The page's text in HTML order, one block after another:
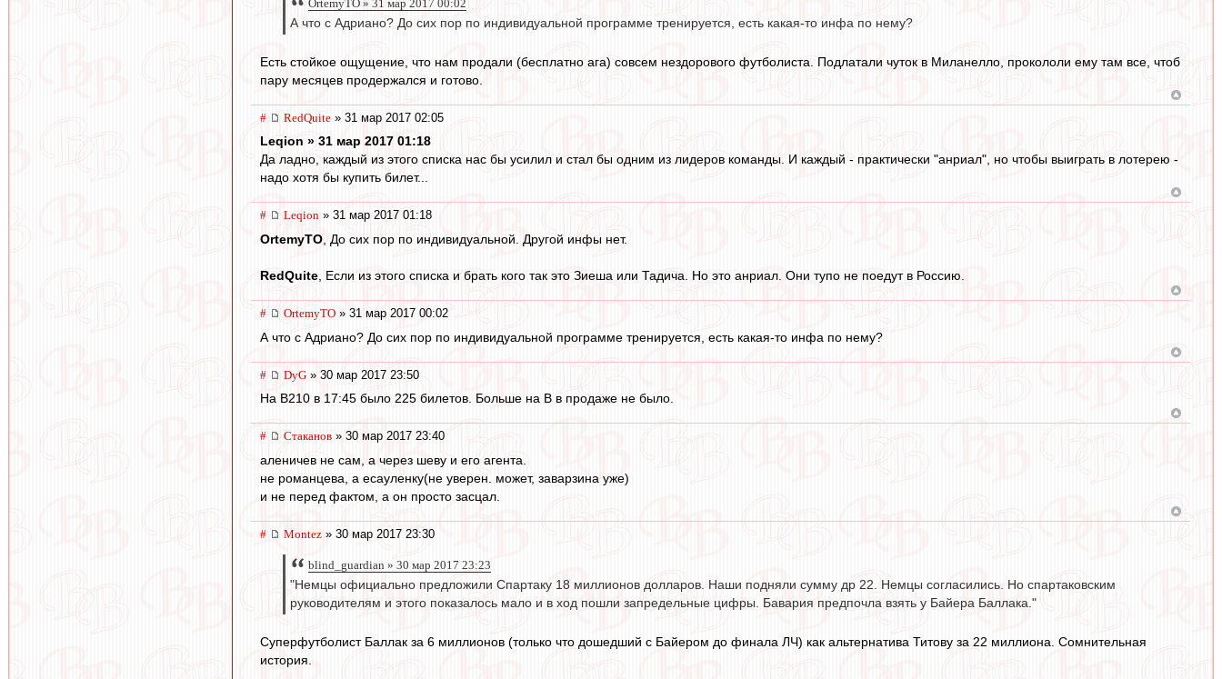
OrtemyTO » 31 мар 2017 00:02
А что с Адриано? До сих пор по индивидуальной программе тренируется, есть какая-то инфа по нему?
Есть стойкое ощущение, что нам продали (бесплатно ага) совсем нездорового футболиста. Подлатали чуток в Миланелло, прокололи ему там все, чтоб
пару месяцев продержался и готово.
# RedQuite » 31 мар 2017 02:05
Leqion » 31 мар 2017 01:18
Да ладно, каждый из этого списка нас бы усилил и стал бы одним из лидеров команды. И каждый - практически "анриал", но чтобы выиграть в лотерею -
надо хотя бы купить билет...
# Leqion » 31 мар 2017 01:18
OrtemyTO , До сих пор по индивидуальной. Другой инфы нет.
RedQuite , Если из этого списка и брать кого так это Зиеша или Тадича. Но это анриал. Они тупо не поедут в Россию.
# OrtemyTO » 31 мар 2017 00:02
А что с Адриано? До сих пор по индивидуальной программе тренируется, есть какая-то инфа по нему?
# DyG » 30 мар 2017 23:50
На В210 в 17:45 было 225 билетов. Больше на В в продаже не было.
# Cтаканов » 30 мар 2017 23:40
аленичев не сам, а через шеву и его агента.
не романцева, а есауленку(не уверен. может, заварзина уже)
и не перед фактом, а он просто засцал.
# Montez » 30 мар 2017 23:30
blind_guardian » 30 мар 2017 23:23
"Немцы официально предложили Спартаку 18 миллионов долларов. Наши подняли сумму др 22. Немцы согласились. Но спартаковским
руководителям и этого показалось мало и в ход пошли запредельные цифры. Бавария предпочла взять у Байера Баллака."
Суперфутболист Баллак за 6 миллионов (только что дошедший с Байером до финала ЛЧ) как альтернатива Титову за 22 миллиона. Сомнительная
история.